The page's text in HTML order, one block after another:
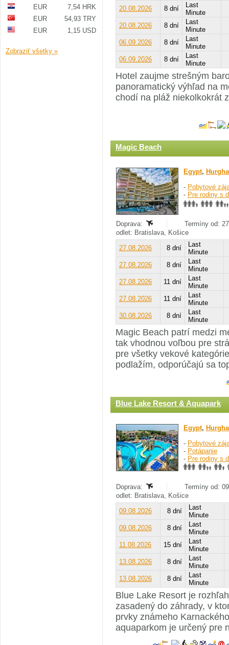
EUR
7,54 HRK
EUR
54,93 TRY
EUR
1,15 USD
Zobraziť všetky »
20.08.2026
8 dní
Last
Minute
20.08.2026
8 dní
Last
Minute
06.09.2026
8 dní
Last
Minute
06.09.2026
8 dní
Last
Minute
Hotel zaujme strešným
panoramatický výhľad na
chodí na pláž niekolkokrát
Magic Beach
Egypt,
- Pobytové
- Pre rodiny s
Doprava:
Termíny od:
odlet: Bratislava, Košice
27.08.2026
8 dní
Last
Minute
27.08.2026
8 dní
Last
Minute
27.08.2026
11 dní
Last
Minute
27.08.2026
11 dní
Last
Minute
30.08.2026
8 dní
Last
Minute
Magic Beach patrí medzi
tak vhodnou voľbou pre
pre všetky vekové
podlažím, odporúčajú sa
Blue Lake Resort & Aquapark
Egypt,
- Pobytové
- Potápanie
- Pre rodiny s
Doprava:
Termíny od:
odlet: Bratislava, Košice
09.08.2026
8 dní
Last
Minute
09.08.2026
8 dní
Last
Minute
11.08.2026
15 dní
Last
Minute
13.08.2026
8 dní
Last
Minute
13.08.2026
8 dní
Last
Minute
Blue Lake Resort je
zasadený do záhrady, v
prvky známeho
aquaparkom je určený pre